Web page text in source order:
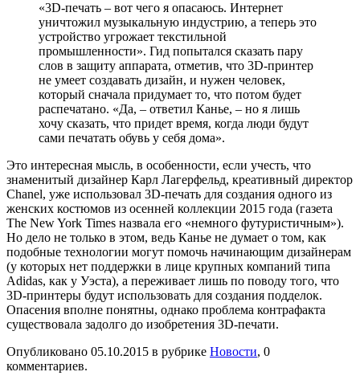
«3D-печать – вот чего я опасаюсь. Интернет
уничтожил музыкальную индустрию, а теперь это
устройство угрожает текстильной
промышленности». Гид попытался сказать пару
слов в защиту аппарата, отметив, что 3D-принтер
не умеет создавать дизайн, и нужен человек,
который сначала придумает то, что потом будет
распечатано. «Да, – ответил Канье, – но я лишь
хочу сказать, что придет время, когда люди будут
сами печатать обувь у себя дома».
Это интересная мысль, в особенности, если учесть, что
знаменитый дизайнер Карл Лагерфельд, креативный директор
Chanel, уже использовал 3D-печать для создания одного из
женских костюмов из осенней коллекции 2015 года (газета
The New York Times назвала его «немного футуристичным»).
Но дело не только в этом, ведь Канье не думает о том, как
подобные технологии могут помочь начинающим дизайнерам
(у которых нет поддержки в лице крупных компаний типа
Adidas, как у Уэста), а переживает лишь по поводу того, что
3D-принтеры будут использовать для создания подделок.
Опасения вполне понятны, однако проблема контрафакта
существовала задолго до изобретения 3D-печати.
Опубликовано 05.10.2015 в рубрике Новости, 0
комментариев.